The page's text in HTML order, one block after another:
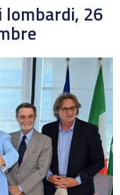
lombardi, 26